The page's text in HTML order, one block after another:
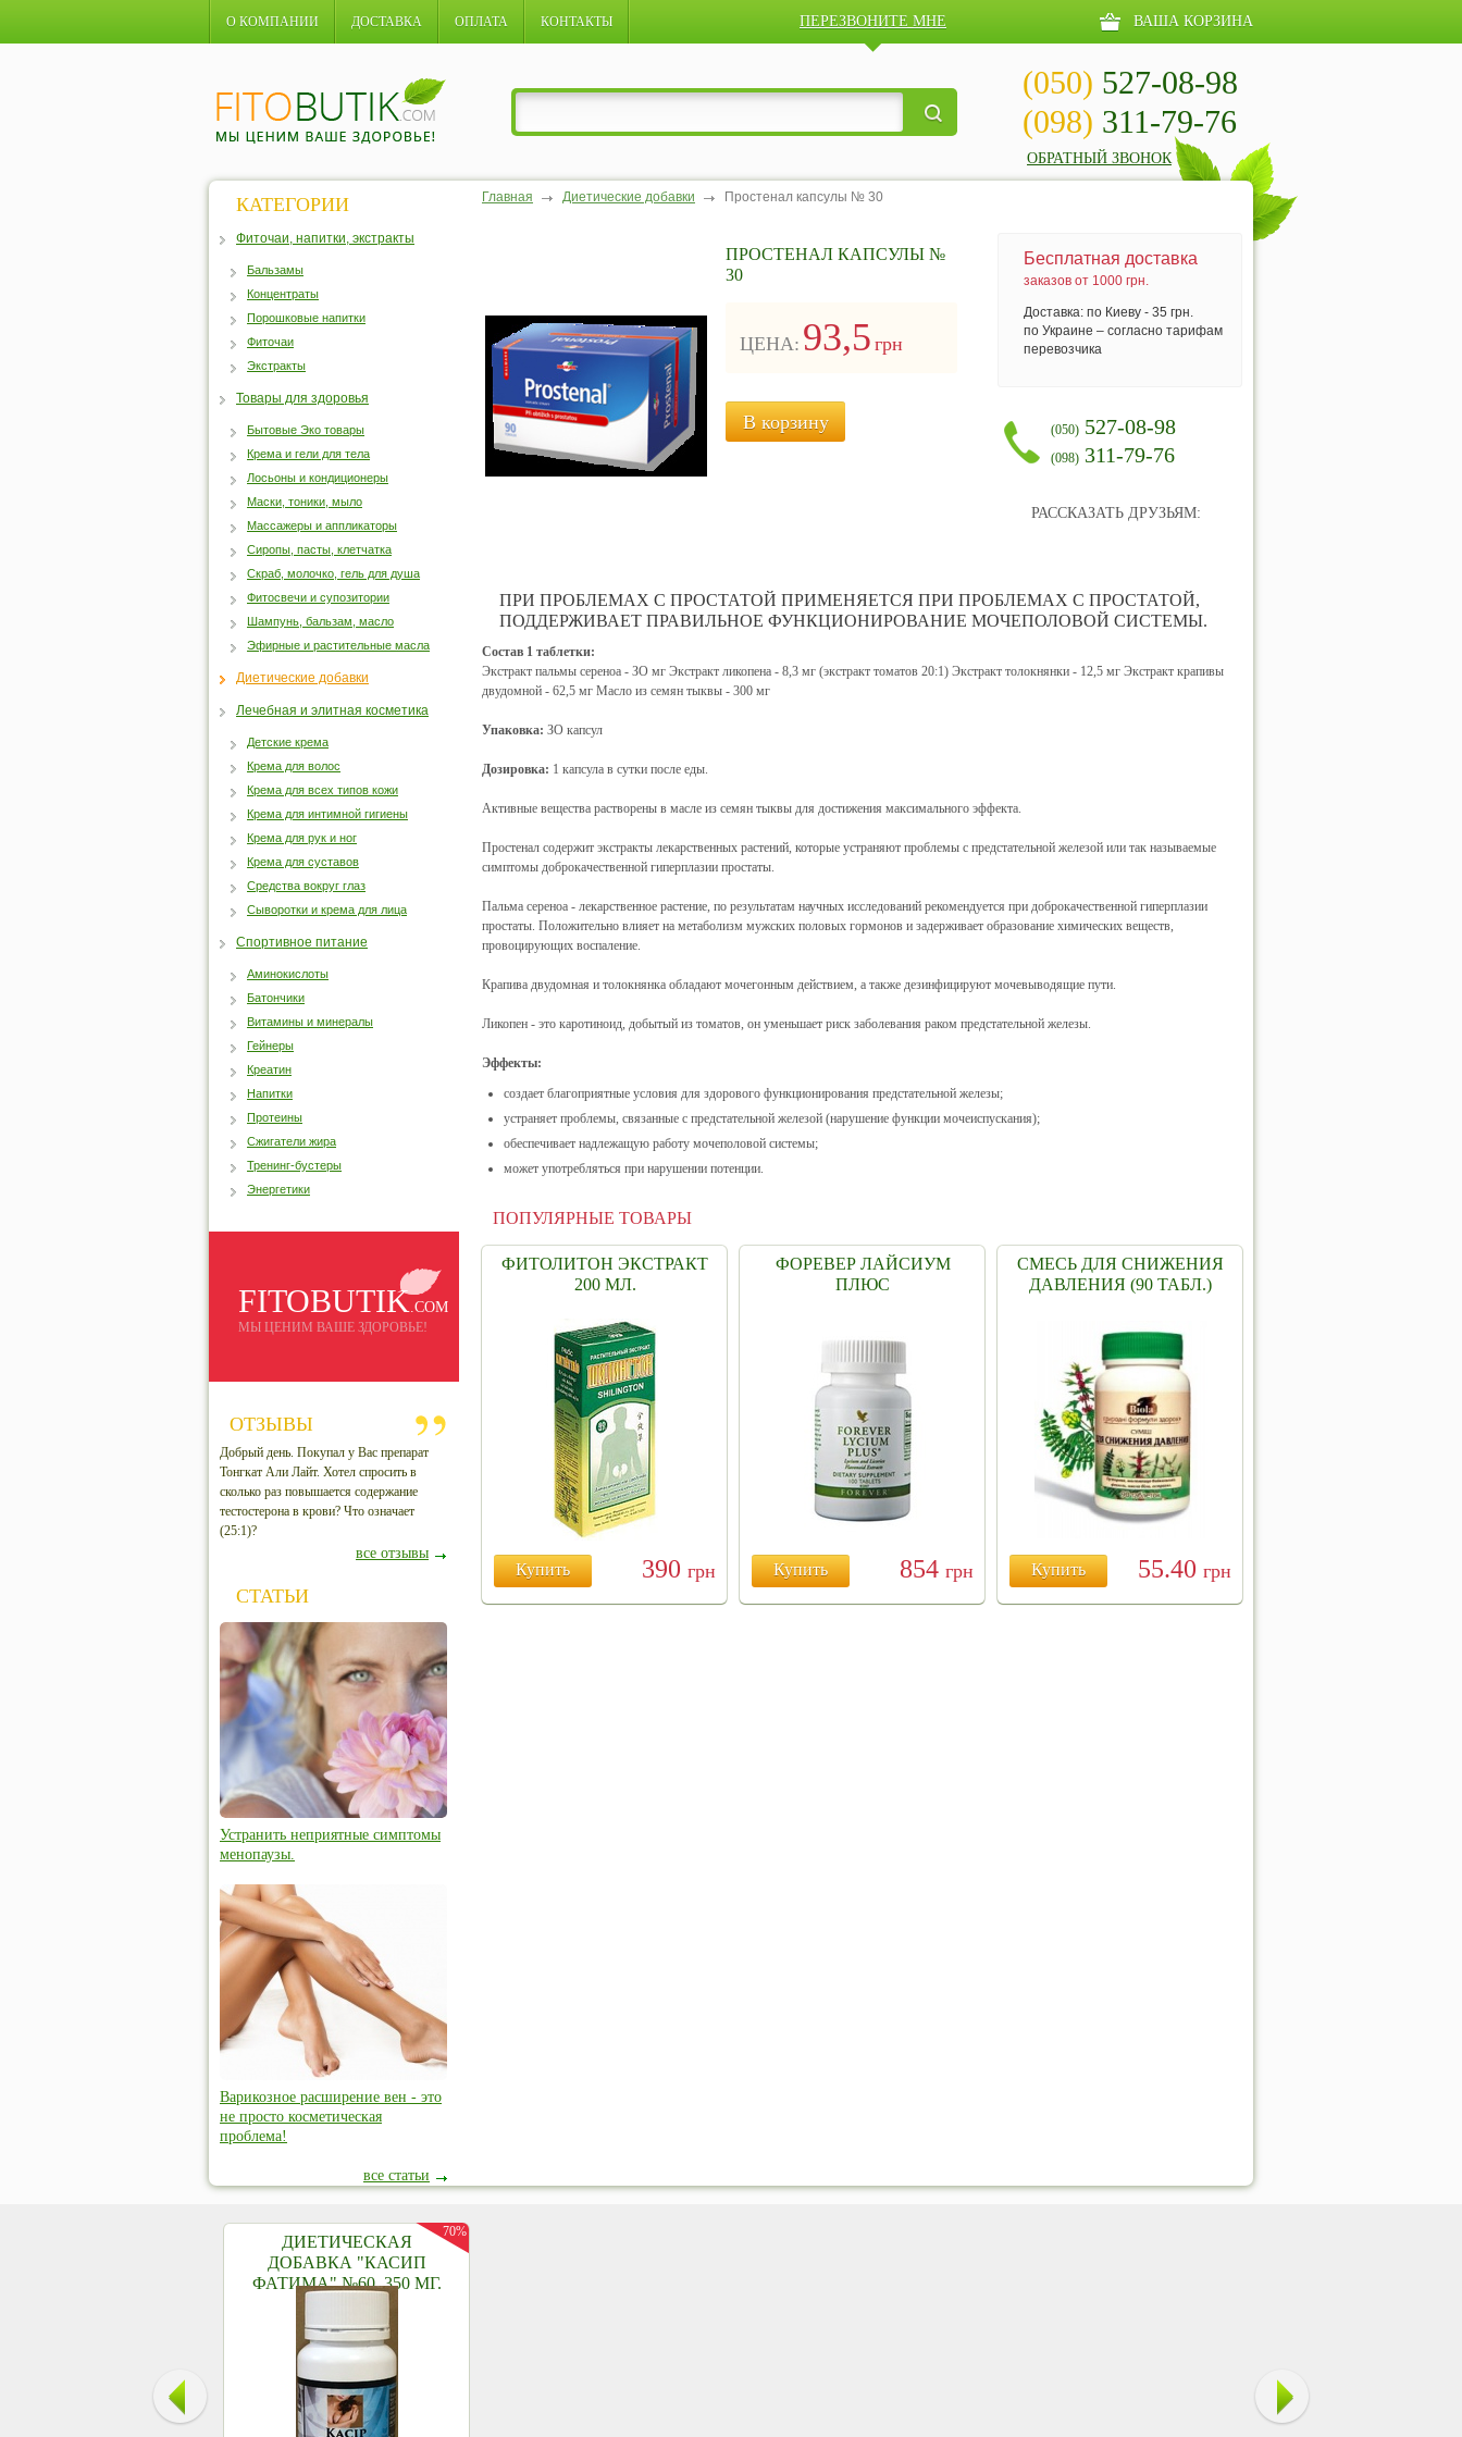
О КОМПАНИИ ДОСТАВКА ОПЛАТА КОНТАКТЫ ПЕРЕЗВОНИТЕ МНЕ ВАША КОРЗИНА
(050) 527-08-98
(098) 311-79-76
ОБРАТНЫЙ ЗВОНОК
Главная Диетические добавки Простенал капсулы № 30
ПРОСТЕНАЛ КАПСУЛЫ №
30
ЦЕНА: 93,5 грн
В корзину
Бесплатная доставка
заказов от 1000 грн.
Доставка: по Киеву - 35 грн.
по Украине – согласно тарифам
перевозчика
(050) 527-08-98
(098) 311-79-76
РАССКАЗАТЬ ДРУЗЬЯМ:
ПРИ ПРОБЛЕМАХ С ПРОСТАТОЙ ПРИМЕНЯЕТСЯ ПРИ ПРОБЛЕМАХ С ПРОСТАТОЙ,
ПОДДЕРЖИВАЕТ ПРАВИЛЬНОЕ ФУНКЦИОНИРОВАНИЕ МОЧЕПОЛОВОЙ СИСТЕМЫ.
Состав 1 таблетки:
Экстракт пальмы сереноа - ЗО мг Экстракт ликопена - 8,3 мг (экстракт томатов 20:1) Экстракт толокнянки - 12,5 мг Экстракт крапивы
двудомной - 62,5 мг Масло из семян тыквы - 300 мг
Упаковка: ЗО капсул
Дозировка: 1 капсула в сутки после еды.
Активные вещества растворены в масле из семян тыквы для достижения максимального эффекта.
Простенал содержит экстракты лекарственных растений, которые устраняют проблемы с предстательной железой или так называемые
симптомы доброкачественной гиперплазии простаты.
Пальма сереноа - лекарственное растение, по результатам научных исследований рекомендуется при доброкачественной гиперплазии
простаты. Положительно влияет на метаболизм мужских половых гормонов и задерживает образование химических веществ,
провоцирующих воспаление.
Крапива двудомная и толокнянка обладают мочегонным действием, а также дезинфицируют мочевыводящие пути.
Ликопен - это каротиноид, добытый из томатов, он уменьшает риск заболевания раком предстательной железы.
Эффекты:
создает благоприятные условия для здорового функционирования предстательной железы;
устраняет проблемы, связанные с предстательной железой (нарушение функции мочеиспускания);
обеспечивает надлежащую работу мочеполовой системы;
может употребляться при нарушении потенции.
ПОПУЛЯРНЫЕ ТОВАРЫ
ФИТОЛИТОН ЭКСТРАКТ
200 МЛ.
Купить 390 грн
ФОРЕВЕР ЛАЙСИУМ
ПЛЮС
Купить 854 грн
СМЕСЬ ДЛЯ СНИЖЕНИЯ
ДАВЛЕНИЯ (90 ТАБЛ.)
Купить 55.40 грн
КАТЕГОРИИ
Фиточаи, напитки, экстракты
Бальзамы
Концентраты
Порошковые напитки
Фиточаи
Экстракты
Товары для здоровья
Бытовые Эко товары
Крема и гели для тела
Лосьоны и кондиционеры
Маски, тоники, мыло
Массажеры и аппликаторы
Сиропы, пасты, клетчатка
Скраб, молочко, гель для душа
Фитосвечи и супозитории
Шампунь, бальзам, масло
Эфирные и растительные масла
Диетические добавки
Лечебная и элитная косметика
Детские крема
Крема для волос
Крема для всех типов кожи
Крема для интимной гигиены
Крема для рук и ног
Крема для суставов
Средства вокруг глаз
Сыворотки и крема для лица
Спортивное питание
Аминокислоты
Батончики
Витамины и минералы
Гейнеры
Креатин
Напитки
Протеины
Сжигатели жира
Тренинг-бустеры
Энергетики
FITOBUTIK.COM
МЫ ЦЕНИМ ВАШЕ ЗДОРОВЬЕ!
ОТЗЫВЫ
Добрый день. Покупал у Вас препарат
Тонгкат Али Лайт. Хотел спросить в
сколько раз повышается содержание
тестостерона в крови? Что означает
(25:1)?
все отзывы
СТАТЬИ
Устранить неприятные симптомы
менопаузы.
Варикозное расширение вен - это
не просто косметическая
проблема!
все статьи
ДИЕТИЧЕСКАЯ
ДОБАВКА "КАСИП
ФАТИМА" №60, 350 МГ.
70%